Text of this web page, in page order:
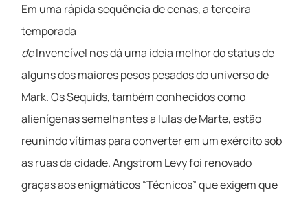
Em uma rápida sequência de cenas, a terceira
temporada
deInvencível nos dá uma ideia melhor do status de
alguns dos maiores pesos pesados ​​do universo de
Mark. Os Sequids, também conhecidos como
alienígenas semelhantes a lulas de Marte, estão
reunindo vítimas para converter em um exército sob
as ruas da cidade. Angstrom Levy foi renovado
graças aos enigmáticos “Técnicos” que exigem que